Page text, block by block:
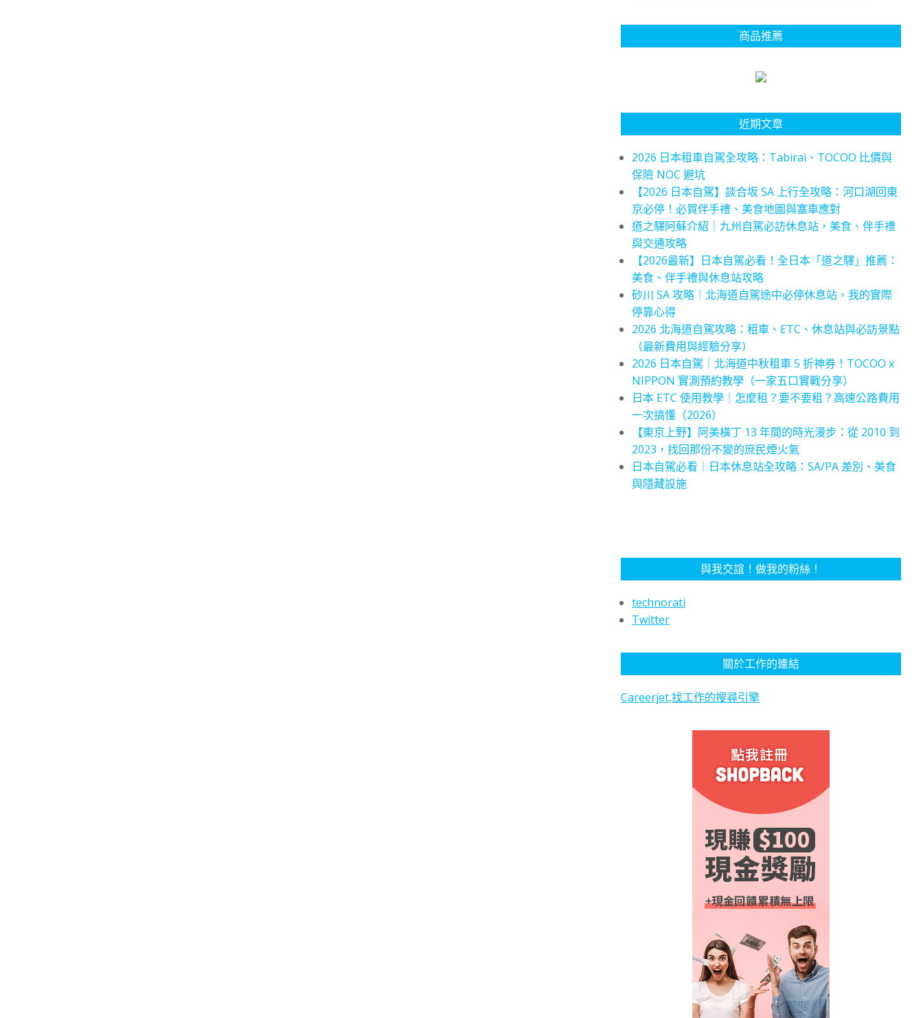
商品推薦
近期文章
2026 日本租車自駕全攻略：Tabirai、TOCOO 比價與
保險 NOC 避坑
【2026 日本自駕】談合坂 SA 上行全攻略：河口湖回東
京必停！必買伴手禮、美食地圖與塞車應對
道之驛阿蘇介紹｜九州自駕必訪休息站，美食、伴手禮
與交通攻略
【2026最新】日本自駕必看！全日本「道之驛」推薦：
美食、伴手禮與休息站攻略
砂川 SA 攻略｜北海道自駕途中必停休息站，我的實際
停靠心得
2026 北海道自駕攻略：租車、ETC、休息站與必訪景點
（最新費用與經驗分享）
2026 日本自駕｜北海道中秋租車 5 折神券！TOCOO x
NIPPON 實測預約教學（一家五口實戰分享）
日本 ETC 使用教學｜怎麼租？要不要租？高速公路費用
一次搞懂（2026）
【東京上野】阿美橫丁 13 年間的時光漫步：從 2010 到
2023，找回那份不變的庶民煙火氣
日本自駕必看｜日本休息站全攻略：SA/PA 差別、美食
與隱藏設施
與我交誼！做我的粉絲！
technorati
Twitter
關於工作的連結
Careerjet,找工作的搜尋引擎